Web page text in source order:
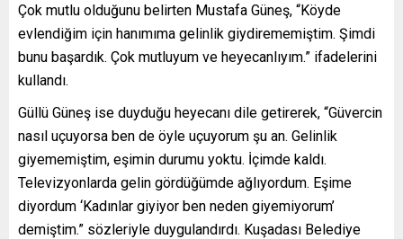
Çok mutlu olduğunu belirten Mustafa Güneş, “Köyde
evlendiğim için hanımıma gelinlik giydirememiştim. Şimdi
bunu başardık. Çok mutluyum ve heyecanlıyım.” ifadelerini
kullandı.
Güllü Güneş ise duyduğu heyecanı dile getirerek, “Güvercin
nasıl uçuyorsa ben de öyle uçuyorum şu an. Gelinlik
giyememiştim, eşimin durumu yoktu. İçimde kaldı.
Televizyonlarda gelin gördüğümde ağlıyordum. Eşime
diyordum ‘Kadınlar giyiyor ben neden giyemiyorum’
demiştim.” sözleriyle duygulandırdı. Kuşadası Belediye